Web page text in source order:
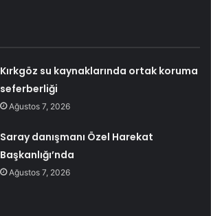
Kırkgöz su kaynaklarında ortak koruma
seferberliği
Ağustos 7, 2026
Saray danışmanı Özel Harekat
Başkanlığı’nda
Ağustos 7, 2026